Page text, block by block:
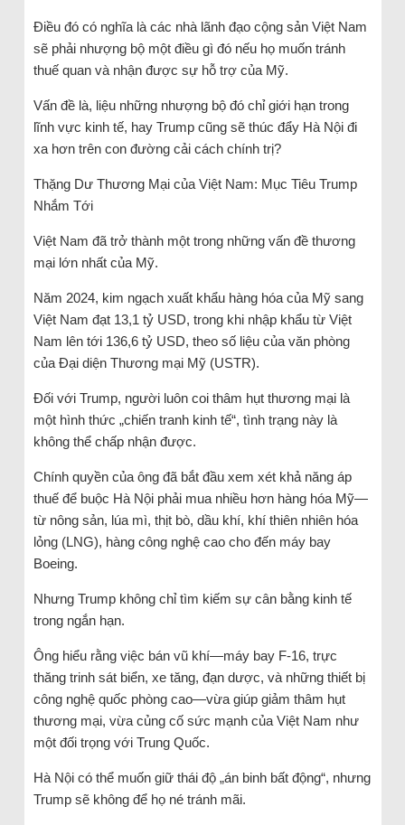
Điều đó có nghĩa là các nhà lãnh đạo cộng sản Việt Nam
sẽ phải nhượng bộ một điều gì đó nếu họ muốn tránh
thuế quan và nhận được sự hỗ trợ của Mỹ.
Vấn đề là, liệu những nhượng bộ đó chỉ giới hạn trong
lĩnh vực kinh tế, hay Trump cũng sẽ thúc đẩy Hà Nội đi
xa hơn trên con đường cải cách chính trị?
Thặng Dư Thương Mại của Việt Nam: Mục Tiêu Trump
Nhắm Tới
Việt Nam đã trở thành một trong những vấn đề thương
mại lớn nhất của Mỹ.
Năm 2024, kim ngạch xuất khẩu hàng hóa của Mỹ sang
Việt Nam đạt 13,1 tỷ USD, trong khi nhập khẩu từ Việt
Nam lên tới 136,6 tỷ USD, theo số liệu của văn phòng
của Đại diện Thương mại Mỹ (USTR).
Đối với Trump, người luôn coi thâm hụt thương mại là
một hình thức „chiến tranh kinh tế“, tình trạng này là
không thể chấp nhận được.
Chính quyền của ông đã bắt đầu xem xét khả năng áp
thuế để buộc Hà Nội phải mua nhiều hơn hàng hóa Mỹ—
từ nông sản, lúa mì, thịt bò, dầu khí, khí thiên nhiên hóa
lỏng (LNG), hàng công nghệ cao cho đến máy bay
Boeing.
Nhưng Trump không chỉ tìm kiếm sự cân bằng kinh tế
trong ngắn hạn.
Ông hiểu rằng việc bán vũ khí—máy bay F-16, trực
thăng trinh sát biển, xe tăng, đạn dược, và những thiết bị
công nghệ quốc phòng cao—vừa giúp giảm thâm hụt
thương mại, vừa củng cố sức mạnh của Việt Nam như
một đối trọng với Trung Quốc.
Hà Nội có thể muốn giữ thái độ „án binh bất động“, nhưng
Trump sẽ không để họ né tránh mãi.